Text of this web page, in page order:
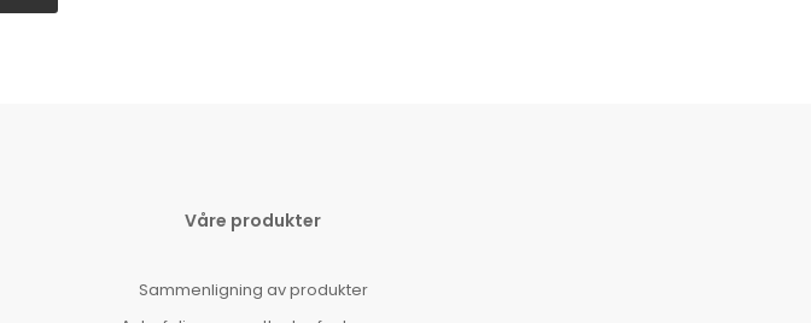
Våre produkter
Sammenligning av produkter